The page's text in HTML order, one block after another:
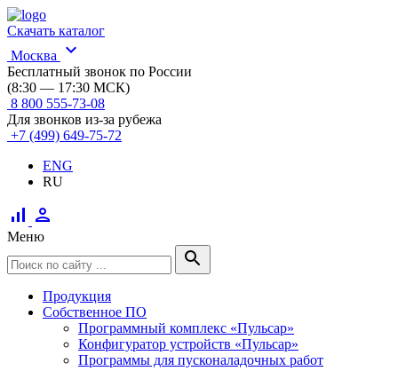
Скачать каталог
Москва
expand_more
Бесплатный звонок по России
(8:30 — 17:30 МСК)
8 800 555-73-08
Для звонков из-за рубежа
+7 (499) 649-75-72
ENG
RU
signal_cellular_alt person
Меню
search
Продукция
Собственное ПО
Программный комплекс «Пульсар»
Конфигуратор устройств «Пульсар»
Программы для пусконаладочных работ